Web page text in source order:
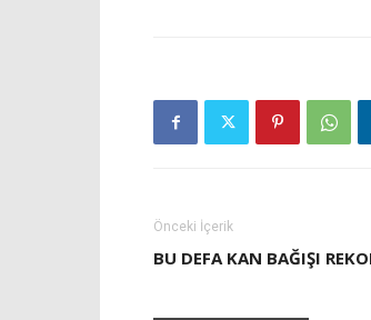
Önceki İçerik
BU DEFA KAN BAĞIŞI